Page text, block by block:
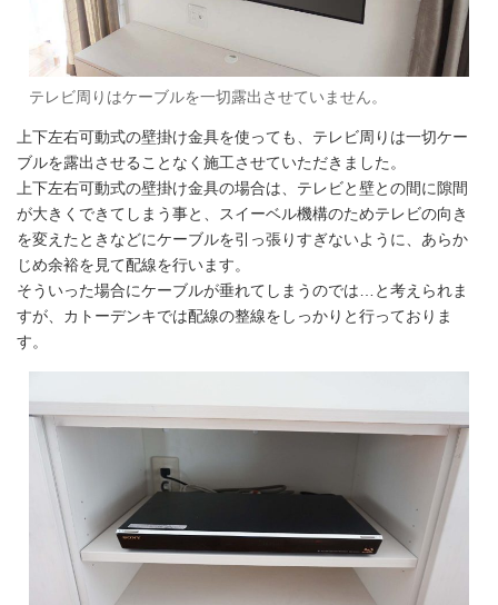
テレビ周りはケーブルを一切露出させていません。
上下左右可動式の壁掛け金具を使っても、テレビ周りは一切ケー
ブルを露出させることなく施工させていただきました。
上下左右可動式の壁掛け金具の場合は、テレビと壁との間に隙間
が大きくできてしまう事と、スイーベル機構のためテレビの向き
を変えたときなどにケーブルを引っ張りすぎないように、あらか
じめ余裕を見て配線を行います。
そういった場合にケーブルが垂れてしまうのでは…と考えられま
すが、カトーデンキでは配線の整線をしっかりと行っておりま
す。